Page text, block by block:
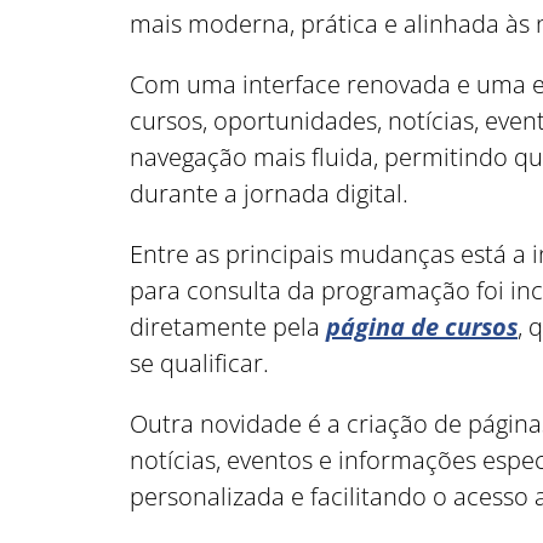
mais moderna, prática e alinhada às
Com uma interface renovada e uma
cursos, oportunidades, notícias,
navegação mais fluida, permitindo
durante a jornada digital.
Entre as principais mudanças está
para consulta da programação foi
diretamente pela página de cursos,
se qualificar.
Outra novidade é a criação de
notícias, eventos e informações
personalizada e facilitando o